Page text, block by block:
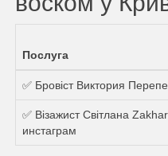
Послуга
✅ Бровіст Виктория
✅ Візажист Світлана
инстаграм